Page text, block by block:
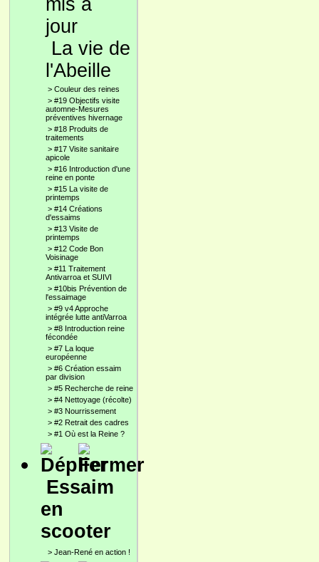
La vie de
l'Abeille
> Couleur des reines
> #19 Objectifs visite
automne-Mesures
préventives hivernage
> #18 Produits de
traitements
> #17 Visite sanitaire
apicole
> #16 Introduction d'une
reine en ponte
> #15 La visite de
printemps
> #14 Créations
d'essaims
> #13 Visite de
printemps
> #12 Code Bon
Voisinage
> #11 Traitement
Antivarroa et SUIVI
> #10bis Prévention de
l'essaimage
> #9 v4 Approche
intégrée lutte antiVarroa
> #8 Introduction reine
fécondée
> #7 La loque
européenne
> #6 Création essaim
par division
> #5 Recherche de reine
> #4 Nettoyage (récolte)
> #3 Nourrissement
> #2 Retrait des cadres
> #1 Où est la Reine ?
Essaim
en
scooter
> Jean-René en action !